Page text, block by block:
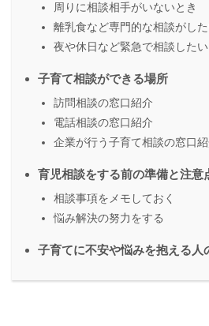
周りに相談相手がいないとき
離乳食など専門的な相談がした
夜や休日など緊急で相談したい
子育て相談ができる場所
訪問相談の窓口紹介
電話相談の窓口紹介
企業が行う子育て相談の窓口
育児相談をする前の準備と注意
相談事項をメモしておく
悩み解決の努力をする
子育てに不安や悩みを抱える人